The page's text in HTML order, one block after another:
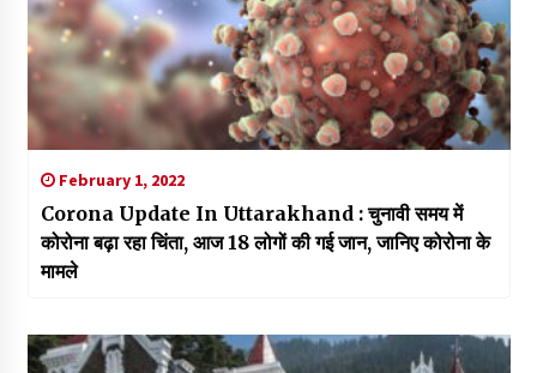
February 1, 2022
Corona Update In Uttarakhand : चुनावी समय में
कोरोना बढ़ा रहा चिंता, आज 18 लोगों की गई जान, जानिए कोरोना के
मामले